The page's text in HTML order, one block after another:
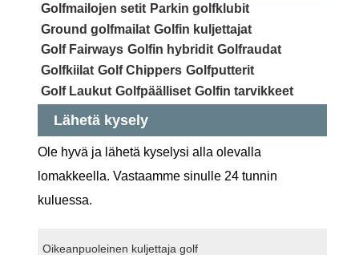
Golfmailojen setit Parkin golfklubit
Ground golfmailat Golfin kuljettajat
Golf Fairways Golfin hybridit Golfraudat
Golfkiilat Golf Chippers Golfputterit
Golf Laukut Golfpäälliset Golfin tarvikkeet
Lähetä kysely
Ole hyvä ja lähetä kyselysi alla olevalla
lomakkeella. Vastaamme sinulle 24 tunnin
kuluessa.